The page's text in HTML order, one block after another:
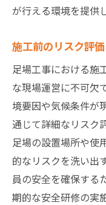
が行える環境を提供
施工前のリスク評価
足場工事における施
な現場運営に不可欠
境要因や気候条件が
通じて詳細なリスク
足場の設置場所や使
的なリスクを洗い出
員の安全を確保する
期的な安全研修の実